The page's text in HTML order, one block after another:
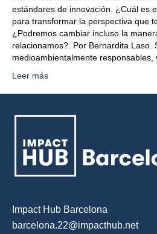
estándares de innovación. ¿Cuál es
para transformar la perspectiva que
¿Podremos cambiar incluso la
relacionamos?. Por Bernardita Laso.
medioambientalmente responsables,
Leer más
Impact Hub Barcelona
barcelona.22@impacthub.net